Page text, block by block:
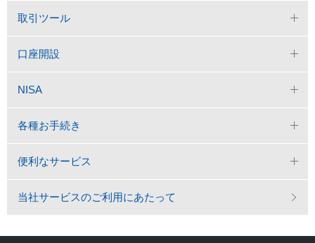
取引ツール
口座開設
NISA
各種お手続き
便利なサービス
当社サービスのご利用にあたって